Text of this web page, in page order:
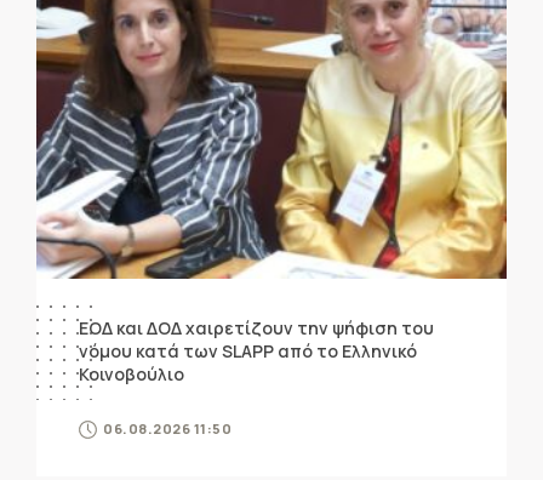
ΕΟΔ και ΔΟΔ χαιρετίζουν την ψήφιση του
νόμου κατά των SLAPP από το Ελληνικό
Κοινοβούλιο
06.08.2026 11:50